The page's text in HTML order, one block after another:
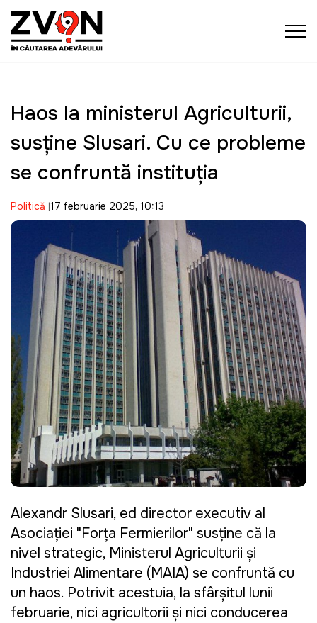
Haos la ministerul Agriculturii,
susţine Slusari. Cu ce probleme
se confruntă instituţia
Politică 17 februarie 2025, 10:13
Alexandr Slusari, ed director executiv al
Asociaţiei "Forţa Fermierilor" susţine că la
nivel strategic, Ministerul Agriculturii şi
Industriei Alimentare (MAIA) se confruntă cu
un haos. Potrivit acestuia, la sfârşitul lunii
februarie, nici agricultorii şi nici conducerea